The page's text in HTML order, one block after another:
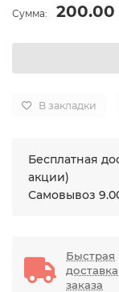
Сумма: 200.00
В закладки
Бесплатная
акции)
Самовывоз
Быстрая
заказа